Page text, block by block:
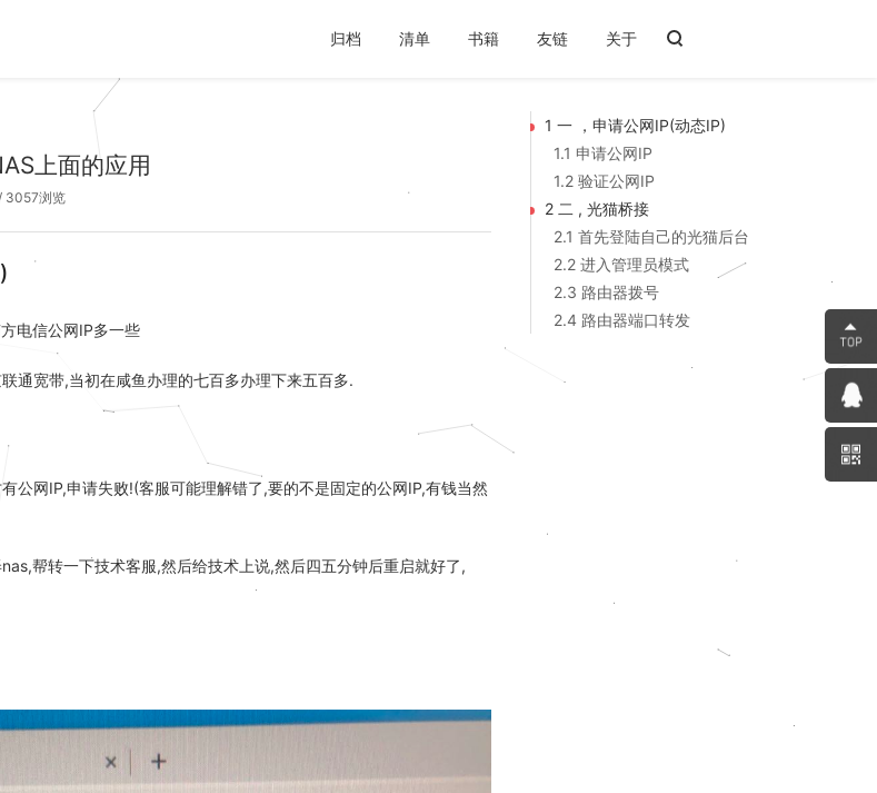
归档 清单 书籍 友链 关于
上面的应用
3057浏览
电信公网IP多一些
通宽带,当初在咸鱼办理的七百多办理下来五百多.
公网IP,申请失败!(客服可能理解错了,要的不是固定的公网IP,有钱当然
帮转一下技术客服,然后给技术上说,然后四五分钟后重启就好了,
1 一 ，申请公网IP(动态IP)
1.1 申请公网IP
1.2 验证公网IP
2 二 , 光猫桥接
2.1 首先登陆自己的光猫后台
2.2 进入管理员模式
2.3 路由器拨号
2.4 路由器端口转发